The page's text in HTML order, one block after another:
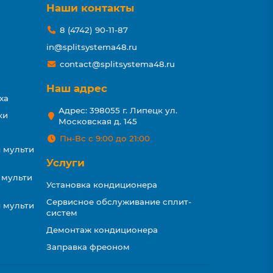
мульти
мульти
Наши контакты
8 (4742) 90-11-87
in@splitsystema48.ru
contact@splitsystema48.ru
Наш адрес
Адрес: 398055 г. Липецк ул.
Московская д. 145
Пн-Вс с 9:00 до 21:00
Услуги
Установка кондиционера
Сервисное обслуживание сплит-
систем
Демонтаж кондиционера
Заправка фреоном